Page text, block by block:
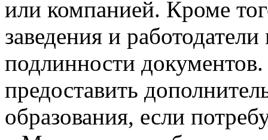
или компанией. Кроме
заведения и
подлинности
предоставить
образования, если